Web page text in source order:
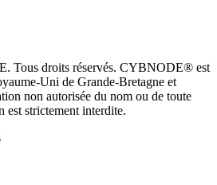
Tous droits réservés. CYBNODE® est
Uni de Grande-Bretagne et
non autorisée du nom ou de toute
est strictement interdite.